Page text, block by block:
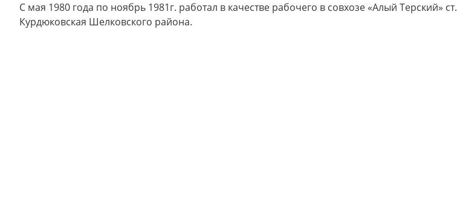
С мая 1980 года по ноябрь 1981г. работал в качестве рабочего в совхозе «Алый Терский» ст.
Курдюковская Шелковского района.